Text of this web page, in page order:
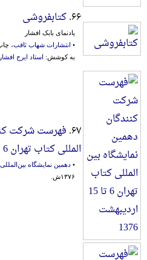
۶۶. کتابفروشی
یادنمای بابک افشار
• انتشارات شهاب ثاقب
به کوشش: استاد ایرج افشار
۶۷. فهرست شرکت
المللی کتاب تهران 6 تا 15 اردیبهشت 1376
• دهمین نمایشگاه‌
۱۳۷۶ش.